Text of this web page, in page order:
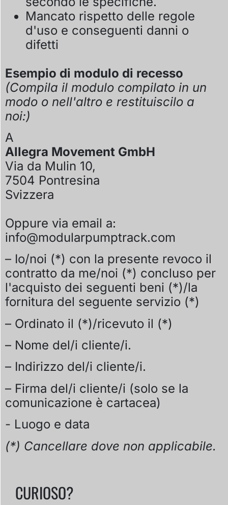
Mancato rispetto delle regole
d'uso e conseguenti danni o
difetti
Esempio di modulo di recesso
(Compila il modulo compilato in un
modo o nell'altro e restituiscilo a
noi:)
A
Allegra Movement GmbH
Via da Mulin 10,
7504 Pontresina
Svizzera
Oppure via email a:
info@modularpumptrack.com
– Io/noi (*) con la presente revoco il
contratto da me/noi (*) concluso per
l'acquisto dei seguenti beni (*)/la
fornitura del seguente servizio (*)
– Ordinato il (*)/ricevuto il (*)
– Nome del/i cliente/i.
– Indirizzo del/i cliente/i.
– Firma del/i cliente/i (solo se la
comunicazione è cartacea)
- Luogo e data
(*) Cancellare dove non applicabile.
CURIOSO?